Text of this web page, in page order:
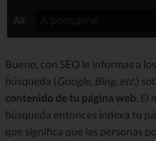
Bueno, con SEO le informas a
búsqueda (Google, Bing, etc.)
contenido de tu página web. El
búsqueda entonces indexa tu
que significa que las personas